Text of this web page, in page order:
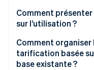
Comment
sur l’utilisation ?
Comment
tarification basée
base existante ?